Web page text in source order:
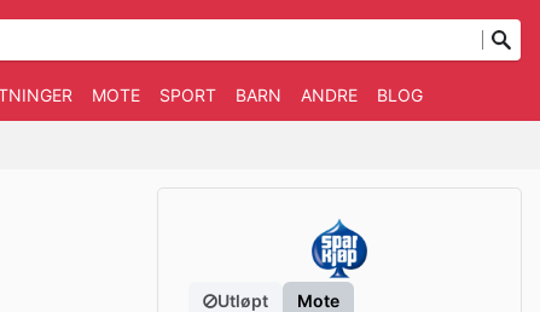
MOTE SPORT BARN ANDRE BLOG
Utløpt Mote